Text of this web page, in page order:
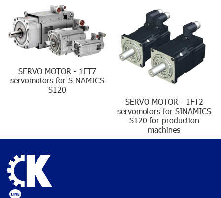
SERVO MOTOR - 1FT7
servomotors for SINAMICS
S120
SERVO MOTOR - 1FT2
servomotors for SINAMICS
S120 for production
machines